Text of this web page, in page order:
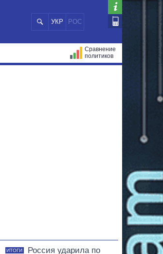
УКР РОС
Сравнение
политиков
ИТОГИ
Россия ударила по